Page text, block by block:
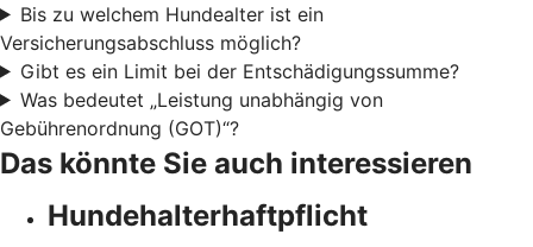
Bis zu welchem Hundealter ist ein
Versicherungsabschluss möglich?
Gibt es ein Limit bei der Entschädigungssumme?
Was bedeutet „Leistung unabhängig von
Gebührenordnung (GOT)“?
Das könnte Sie auch interessieren
Hundehalter­haftpflicht